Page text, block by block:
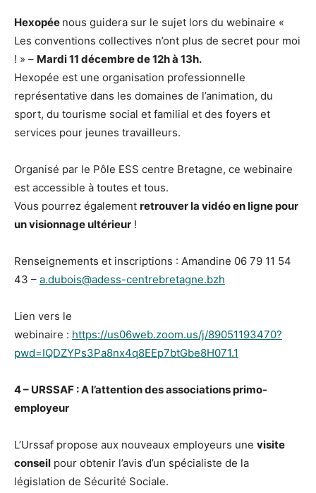
Hexopée nous guidera sur le sujet lors du webinaire «
Les conventions collectives n’ont plus de secret pour moi
! » – Mardi 11 décembre de 12h à 13h.
Hexopée est une organisation professionnelle
représentative dans les domaines de l’animation, du
sport, du tourisme social et familial et des foyers et
services pour jeunes travailleurs.
Organisé par le Pôle ESS centre Bretagne, ce webinaire
est accessible à toutes et tous.
Vous pourrez également retrouver la vidéo en ligne pour
un visionnage ultérieur !
Renseignements et inscriptions : Amandine 06 79 11 54
43 – a.dubois@adess-centrebretagne.bzh
Lien vers le
webinaire : https://us06web.zoom.us/j/89051193470?
pwd=IQDZYPs3Pa8nx4q8EEp7btGbe8H071.1
4 – URSSAF : A l’attention des associations primo-
employeur
L’Urssaf propose aux nouveaux employeurs une visite
conseil pour obtenir l’avis d’un spécialiste de la
législation de Sécurité Sociale.